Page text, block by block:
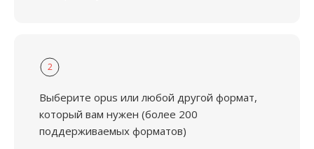
2
Выберите opus или любой другой формат,
который вам нужен (более 200
поддерживаемых форматов)